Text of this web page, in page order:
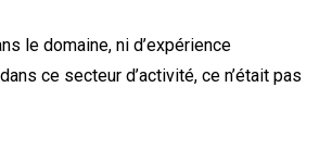
le domaine, ni d’expérience
ce secteur d’activité, ce n’était pas